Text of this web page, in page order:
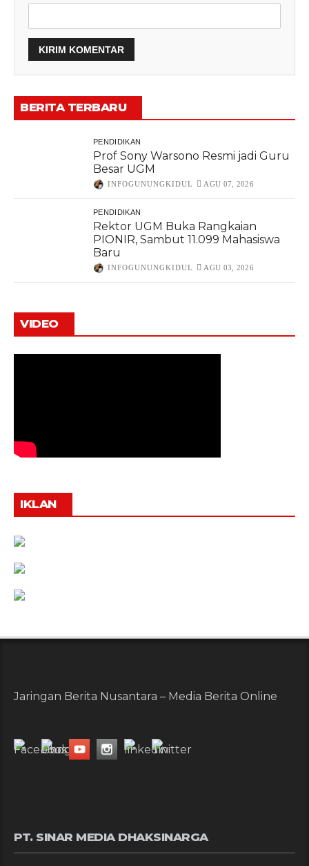
BERITA TERBARU
PENDIDIKAN
Prof Sony Warsono Resmi jadi Guru
Besar UGM
INFOGUNUNGKIDUL AGU 07, 2026
PENDIDIKAN
Rektor UGM Buka Rangkaian
PIONIR, Sambut 11.099 Mahasiswa
Baru
INFOGUNUNGKIDUL AGU 03, 2026
VIDEO
IKLAN
Jaringan Berita Nusantara – Media Berita Online
PT. SINAR MEDIA DHAKSINARGA